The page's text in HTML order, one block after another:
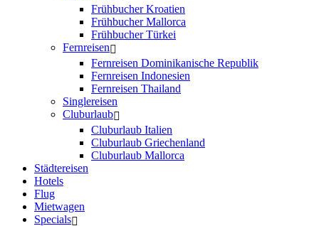
Frühbucher Kroatien
Frühbucher Mallorca
Frühbucher Türkei
Fernreisen
Fernreisen Dominikanische Republik
Fernreisen Indonesien
Fernreisen Thailand
Singlereisen
Cluburlaub
Cluburlaub Italien
Cluburlaub Griechenland
Cluburlaub Mallorca
Städtereisen
Hotels
Flug
Mietwagen
Specials